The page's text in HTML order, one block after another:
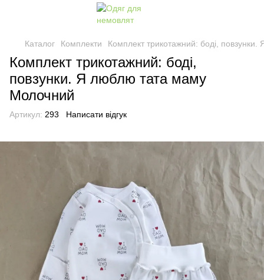
Каталог Комплекти Комплект трикотажний: боді,
Комплект трикотажний: боді,
повзунки. Я люблю тата маму
Молочний
Артикул: 293 Написати відгук